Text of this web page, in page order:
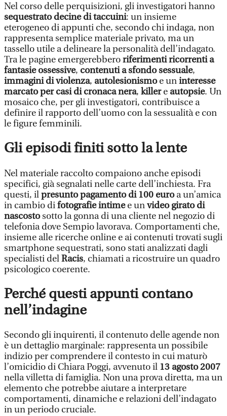
Nel corso delle perquisizioni, gli investigatori hanno
sequestrato decine di taccuini: un insieme
eterogeneo di appunti che, secondo chi indaga, non
rappresenta semplice materiale privato, ma un
tassello utile a delineare la personalità dell’indagato.
Tra le pagine emergerebberoriferimenti ricorrenti a
fantasie ossessive, contenuti a sfondo sessuale,
immagini di violenza, autolesionismoe uninteresse
marcato per casi di cronaca nera, killere autopsie. Un
mosaico che, per gli investigatori, contribuisce a
definire il rapporto dell’uomo con la sessualità e con
le figure femminili.
Gli episodi finiti sotto la lente
Nel materiale raccolto compaiono anche episodi
specifici, già segnalati nelle carte dell’inchiesta. Fra
questi, ilpresunto pagamento di 100 euroa un’amica
in cambio difotografie intimee unvideo girato di
nascostosotto la gonna di una cliente nel negozio di
telefonia dove Sempio lavorava. Comportamenti che,
insieme alle ricerche online e ai contenuti trovati sugli
smartphone sequestrati, sono stati analizzati dagli
specialisti delRacis, chiamati a ricostruire un quadro
psicologico coerente.
Perché questi appunti contano
nell’indagine
Secondo gli inquirenti, il contenuto delle agende non
è un dettaglio marginale: rappresenta un possibile
indizio per comprendere il contesto in cui maturò
l’omicidio di Chiara Poggi, avvenuto il 13 agosto 2007
nella villetta di famiglia. Non una prova diretta, ma un
elemento che potrebbe aiutare a interpretare
comportamenti, dinamiche e relazioni dell’indagato
in un periodo cruciale.